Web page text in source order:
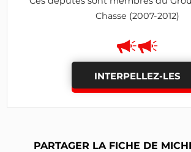
Chasse (2007-2012)
INTERPELLEZ-LES
PARTAGER LA FICHE DE